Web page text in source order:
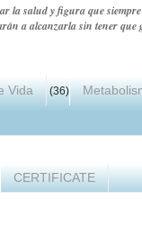
la salud y figura que siempre
a alcanzarla sin tener
Vida (36)
CERTIFICATE